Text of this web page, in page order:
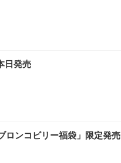
日発売
ロンコビリー福袋」限定発売